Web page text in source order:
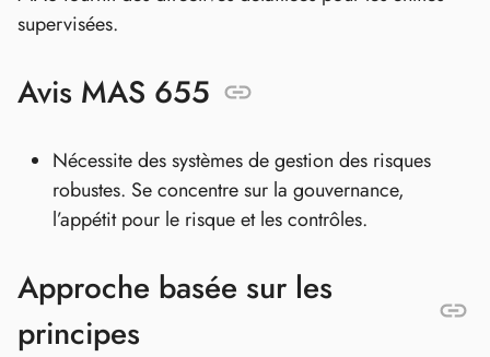
supervisées.
Avis MAS 655
Nécessite des systèmes de gestion des risques
robustes. Se concentre sur la gouvernance,
l’appétit pour le risque et les contrôles.
Approche basée sur les
principes